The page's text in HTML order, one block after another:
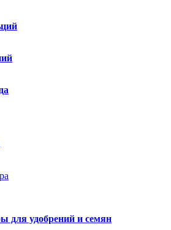
для удобрений и семян